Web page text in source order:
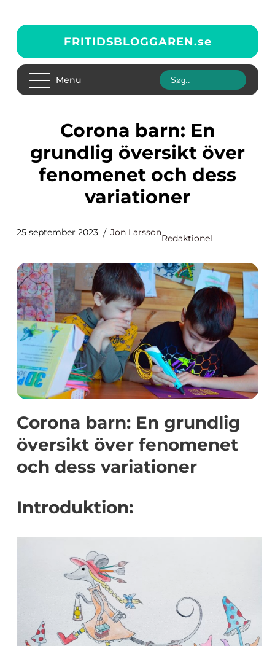
FRITIDSBLOGGAREN.se
Menu
Corona barn: En
grundlig översikt över
fenomenet och dess
variationer
25 september 2023 Jon Larsson
Redaktionel
Corona barn: En grundlig
översikt över fenomenet
och dess variationer
Introduktion: